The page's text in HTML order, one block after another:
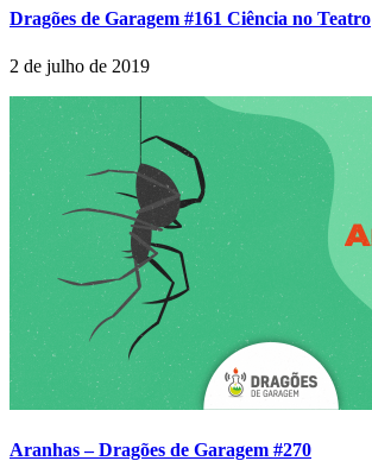
Dragões de Garagem #161 Ciência no Teatro
2 de julho de 2019
Aranhas – Dragões de Garagem #270